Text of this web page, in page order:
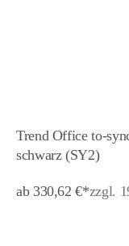
Trend Office to-
schwarz (SY2)
ab 330,62 €*zzgl.